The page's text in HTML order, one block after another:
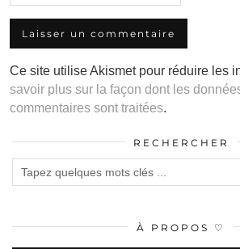
Ce site utilise Akismet pour réduire les
savoir plus sur la façon dont les
commentaires sont traitées.
RECHERCHER
À PROPOS ♡